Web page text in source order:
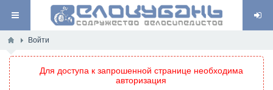
Войти
Для доступа к запрошенной странице необходима
авторизация